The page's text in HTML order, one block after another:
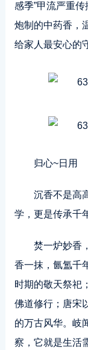
感季”甲流严重
炮制的中药香，
给家人最安心的
归心~日用
沉香不是高
学，更是传承千
焚一炉妙香
香一抹，氤氲千
时期的敬天祭祀
佛道修行；唐宋
的万古风华。岐
察，它就是生活